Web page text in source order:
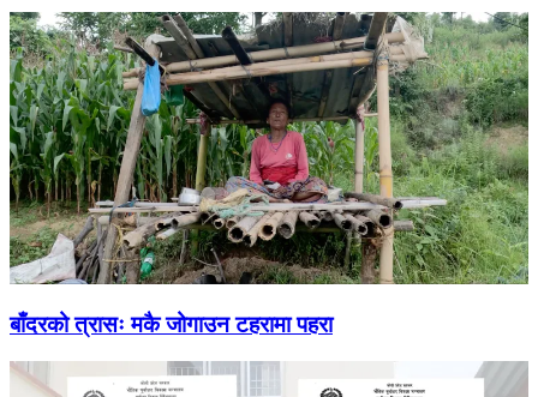
बाँदरको त्रासः मकै जोगाउन टहरामा पहरा